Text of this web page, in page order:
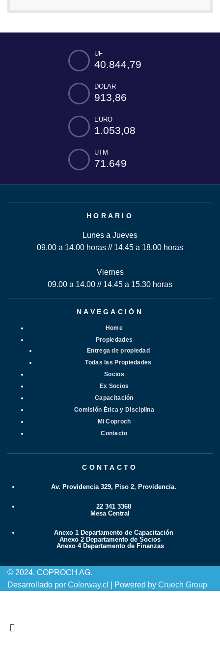
UF
40.844,79
DOLAR
913,86
EURO
1.053,08
UTM
71.649
HORARIO
Lunes a Jueves
09.00 a 14.00 horas // 14.45 a 18.00 horas
Viernes
09.00 a 14.00 // 14.45 a 15.30 horas
NAVEGACIÓN
Home
Propiedades
Entrega de propiedad
Todas las Propiedades
Socios
Ex Socios
Capacitación
Comisión Ética y Disciplina
Mi Coproch
Contacto
CONTACTO
Av. Providencia 329, Piso 2, Providencia.
22 341 3368
Mesa Central
Anexo 1 Departamento de Capacitación
Anexo 2 Departamento de Socios
Anexo 4 Departamento de Finanzas
© 2024. COPROCH AG.
Desarrollado por Colorway.cl | Powered by Cruech Group